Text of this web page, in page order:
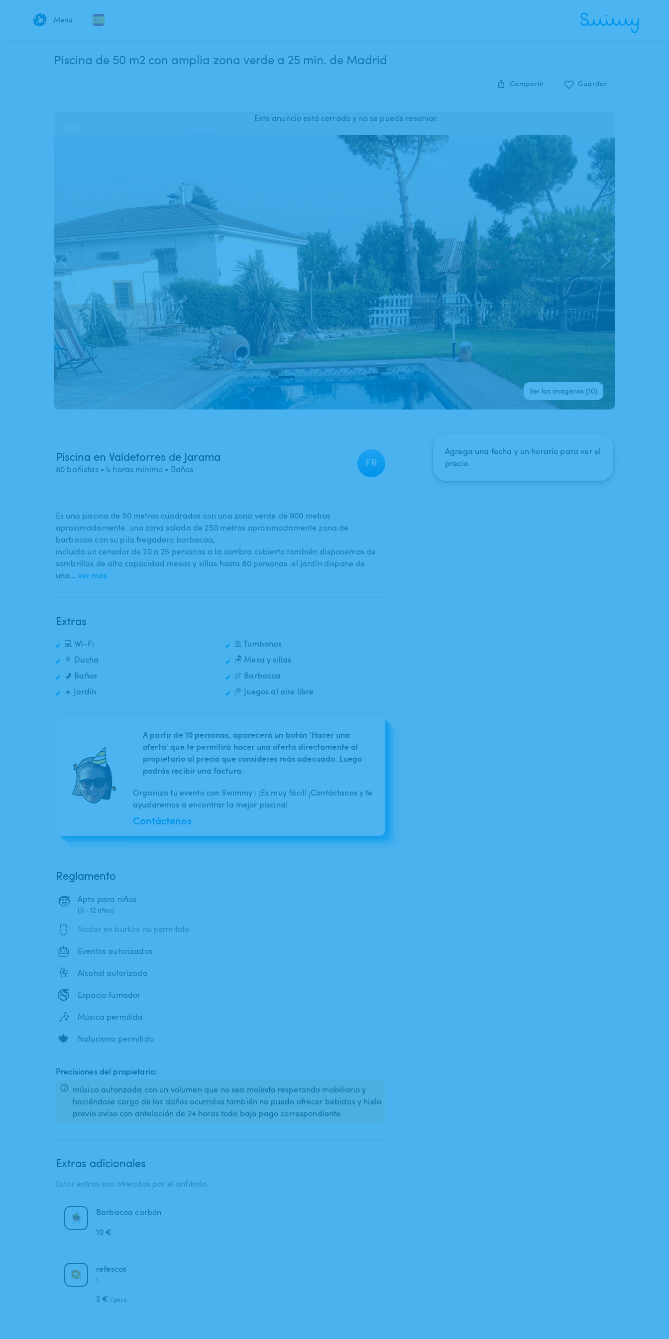
Menú
Piscina de 50 m2 con amplia zona verde a 25 min. de Madrid
Compartir Guardar
Este anuncio está cerrado y no se puede reservar.
Ver las imágenes (10)
Piscina en Valdetorres de Jarama
80 bañistas • 5 horas mínimo • Baños
FR
Es una piscina de 50 metros cuadrados con una zona verde de 900 metros
aproximadamente. una zona solada de 250 metros aproximadamente zona de
barbacoa con su pila fregadero barbacoa​,​
incluida un cenador de 20 a 25 personas a la sombra cubierto también disponemos de
sombrillas de alta capacidad mesas y sillas hasta 80 personas .el jardín dispone de
una… ver más
Extras
💻 Wi-Fi
🚿 Ducha
🚽 Baños
☀️ Jardín
⛱️ Tumbonas
🪑 Mesa y sillas
🍖 Barbacoa
🥏 Juegos al aire libre
A partir de 10 personas, aparecerá un botón 'Hacer una
oferta' que te permitirá hacer una oferta directamente al
propietario al precio que consideres más adecuado. Luego
podrás recibir una factura.
Organiza tu evento con Swimmy : ¡Es muy fácil! ¡Contáctanos y te
ayudaremos a encontrar la mejor piscina!
Contáctenos
Reglamento
🧒 Apto para niños
(0 - 12 años)
🩱 Nadar en burkini no permitido
🎂 Eventos autorizados
🥂 Alcohol autorizado
🚭 Espacio fumador
🎶 Música permitida
🍁 Naturismo permitido
Precisiones del propietario:
música autorizada con un volumen que no sea molesto respetando mobiliario y
haciéndose cargo de los daños ocurridos también no puedo ofrecer bebidas y hielo
previo aviso con antelación de 24 horas todo bajo pago correspondiente
Extras adicionales
Estos extras son ofrecidos por el anfitrión.
Barbacoa carbón
10 €
refescos
1
2 € /pers.
Agrega una fecha y un horario para ver el
precio